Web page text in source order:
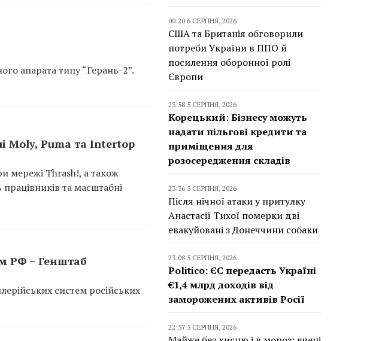
апарата типу “Герань-2”.
Moly, Puma та Intertop
мережі Thrash!, а також
та масштабні
РФ – Генштаб
систем російських
00:20 6 СЕРПНЯ, 2026
США та Британія обговорили
потреби України в ППО й
посилення оборонної ролі
Європи
23:58 5 СЕРПНЯ, 2026
Корецький: Бізнесу можуть
надати пільгові кредити та
приміщення для
розосередження складів
23:36 5 СЕРПНЯ, 2026
Після нічної атаки у притулку
Анастасії Тихої померки дві
евакуйовані з Донеччини собаки
23:08 5 СЕРПНЯ, 2026
Politico: ЄС передасть Україні
€1,4 млрд доходів від
заморожених активів Росії
22:57 5 СЕРПНЯ, 2026